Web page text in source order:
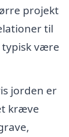
projekt
til
typisk være
jorden er
kræve